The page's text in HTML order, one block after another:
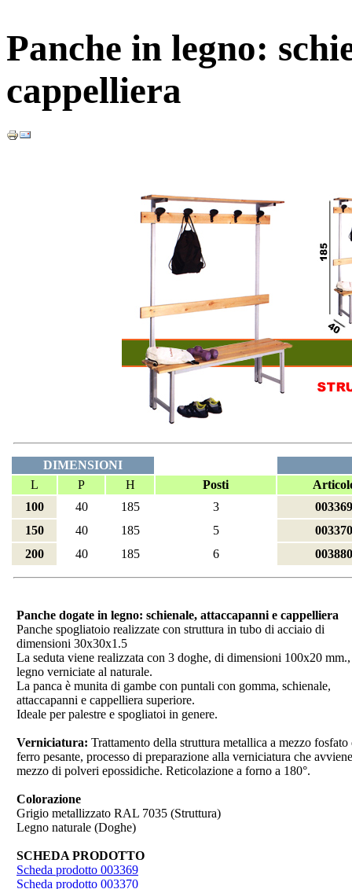
Panche in legno:
cappelliera
DIMENSIONI
L
P H Posti
100
40 185 3
003369
150
40 185 5
003370
200
40 185 6 003880
Panche dogate in legno: schienale, attaccapanni e cappelliera
Panche spogliatoio realizzate con struttura in tubo di acciaio di
dimensioni 30x30x1.5
La seduta viene realizzata con 3 doghe, di dimensioni 100x20
legno verniciate al naturale.
La panca è munita di gambe con puntali con gomma, schienale,
attaccapanni e cappelliera superiore.
Ideale per palestre e spogliatoi in genere.
Verniciatura: Trattamento della struttura metallica a mezzo fosfato
ferro pesante, processo di preparazione alla verniciatura che
mezzo di polveri epossidiche. Reticolazione a forno a 180°.
Colorazione
Grigio metallizzato RAL 7035 (Struttura)
Legno naturale (Doghe)
SCHEDA PRODOTTO
Scheda prodotto 003369
Scheda prodotto 003370